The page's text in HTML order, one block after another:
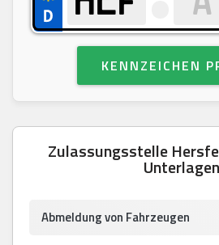
KENNZEICHEN
Zulassungsstelle
Unterlagen
Abmeldung von Fahrzeugen